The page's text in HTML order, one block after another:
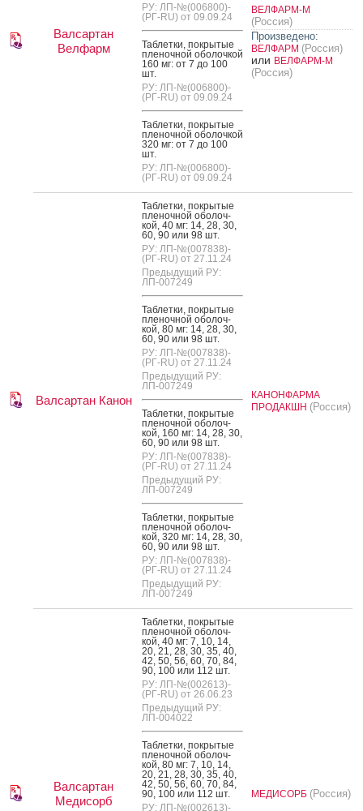
Валсартан
Велфарм
РУ: ЛП-№(006800)-
(РГ-RU) от 09.09.24
Таб­летки, пок­ры­тые
пле­ноч­ной обо­лоч­кой
160 мг: от 7 до 100
шт.
РУ: ЛП-№(006800)-
(РГ-RU) от 09.09.24
Таб­летки, пок­ры­тые
пле­ноч­ной обо­лоч­кой
320 мг: от 7 до 100
шт.
РУ: ЛП-№(006800)-
(РГ-RU) от 09.09.24
ВЕЛФАРМ-М
(Россия)
Произведено:
ВЕЛФАРМ (Россия)
или ВЕЛФАРМ-М
(Россия)
Валсартан Канон
Таб­летки, пок­ры­тые
пле­ноч­ной обо­лоч­
кой, 40 мг: 14, 28, 30,
60, 90 или 98 шт.
РУ: ЛП-№(007838)-
(РГ-RU) от 27.11.24
Предыдущий РУ:
ЛП-007249
Таб­летки, пок­ры­тые
пле­ноч­ной обо­лоч­
кой, 80 мг: 14, 28, 30,
60, 90 или 98 шт.
РУ: ЛП-№(007838)-
(РГ-RU) от 27.11.24
Предыдущий РУ:
ЛП-007249
Таб­летки, пок­ры­тые
пле­ноч­ной обо­лоч­
кой, 160 мг: 14, 28, 30,
60, 90 или 98 шт.
РУ: ЛП-№(007838)-
(РГ-RU) от 27.11.24
Предыдущий РУ:
ЛП-007249
Таб­летки, пок­ры­тые
пле­ноч­ной обо­лоч­
кой, 320 мг: 14, 28, 30,
60, 90 или 98 шт.
РУ: ЛП-№(007838)-
(РГ-RU) от 27.11.24
Предыдущий РУ:
ЛП-007249
КАНОНФАРМА
ПРОДАКШН (Россия)
Валсартан
Медисорб
Таб­летки, пок­ры­тые
пле­ноч­ной обо­лоч­
кой, 40 мг: 7, 10, 14,
20, 21, 28, 30, 35, 40,
42, 50, 56, 60, 70, 84,
90, 100 или 112 шт.
РУ: ЛП-№(002613)-
(РГ-RU) от 26.06.23
Предыдущий РУ:
ЛП-004022
Таб­летки, пок­ры­тые
пле­ноч­ной обо­лоч­
кой, 80 мг: 7, 10, 14,
20, 21, 28, 30, 35, 40,
42, 50, 56, 60, 70, 84,
90, 100 или 112 шт.
РУ: ЛП-№(002613)-
МЕДИСОРБ (Россия)